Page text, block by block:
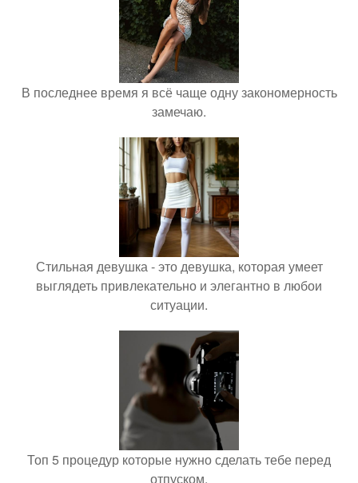
В последнее время я всё чаще одну закономерность
замечаю.
Стильная девушка - это девушка, которая умеет
выглядеть привлекательно и элегантно в любои
ситуации.
Топ 5 процедур которые нужно сделать тебе перед
отпуском.